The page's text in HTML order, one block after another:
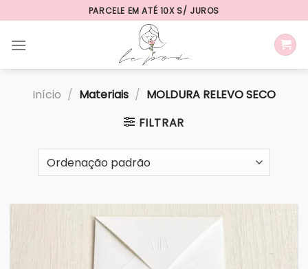
to
content
PARCELE EM ATÉ 10X S/ JUROS
Início / Materiais / MOLDURA RELEVO SECO
FILTRAR